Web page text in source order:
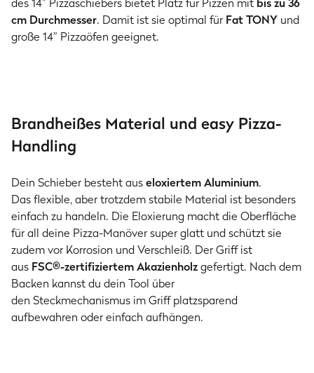
cm Durchmesser. Damit ist sie optimal für Fat TONY und
große 14” Pizzaöfen geeignet.
Brandheißes Material und easy Pizza-
Handling
Dein Schieber besteht auseloxiertem Aluminium.
Das flexible, aber trotzdem stabile Material ist besonders
einfach zu handeln. Die Eloxierung macht die Oberfläche
für all deine Pizza-Manöver super glatt und schützt sie
zudem vor Korrosion und Verschleiß. Der Griff ist
aus FSC®-zertifiziertem Akazienholzgefertigt. Nach dem
Backen kannst du dein Tool über
den Steckmechanismus im Griff platzsparend
aufbewahren oder einfach aufhängen.